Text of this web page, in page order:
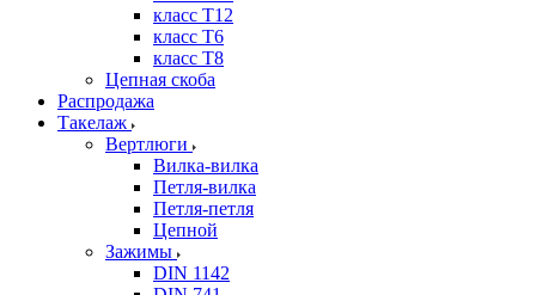
класс Т12
класс Т6
класс Т8
Цепная скоба
Распродажа
Такелаж
Вертлюги
Вилка-вилка
Петля-вилка
Петля-петля
Цепной
Зажимы
DIN 1142